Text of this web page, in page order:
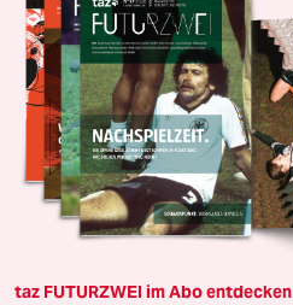
taz FUTURZWEI im Abo entdecken